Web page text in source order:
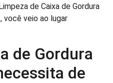
de Caixa de Gordura
você veio ao lugar
de Gordura
de